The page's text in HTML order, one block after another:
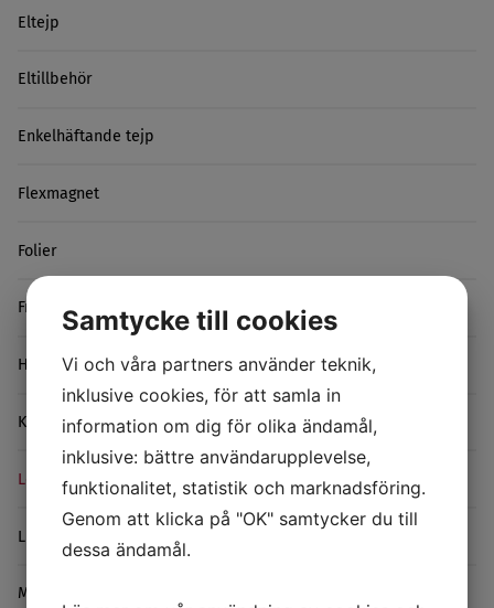
Eltejp
Eltillbehör
Enkelhäftande tejp
Flexmagnet
Folier
Friktionsreducerande taper
Halkskydd
Kardborre
Leap Tape
Lim
Maskeringstejp
Samtycke till cookies
Vi och våra partners använder teknik,
inklusive cookies, för att samla in
information om dig för olika ändamål,
inklusive: bättre användarupplevelse,
funktionalitet, statistik och marknadsföring.
Genom att klicka på "OK" samtycker du till
dessa ändamål.